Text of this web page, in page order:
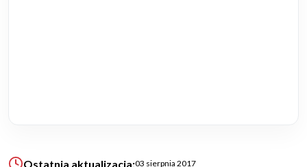
Ostatnia aktualizacja:03 sierpnia 2017